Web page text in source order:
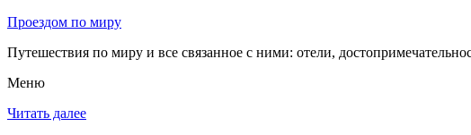
Проездом по миру
Путешествия по миру и все связанное с ними: отели,
Меню
Читать далее